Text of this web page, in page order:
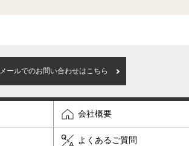
メールでのお問い合わせはこちら
会社概要
よくあるご質問